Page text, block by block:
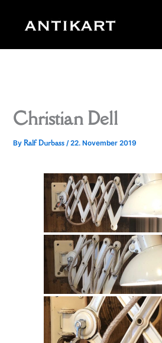
Christian Dell
ByRalf Durbass/22. November 2019